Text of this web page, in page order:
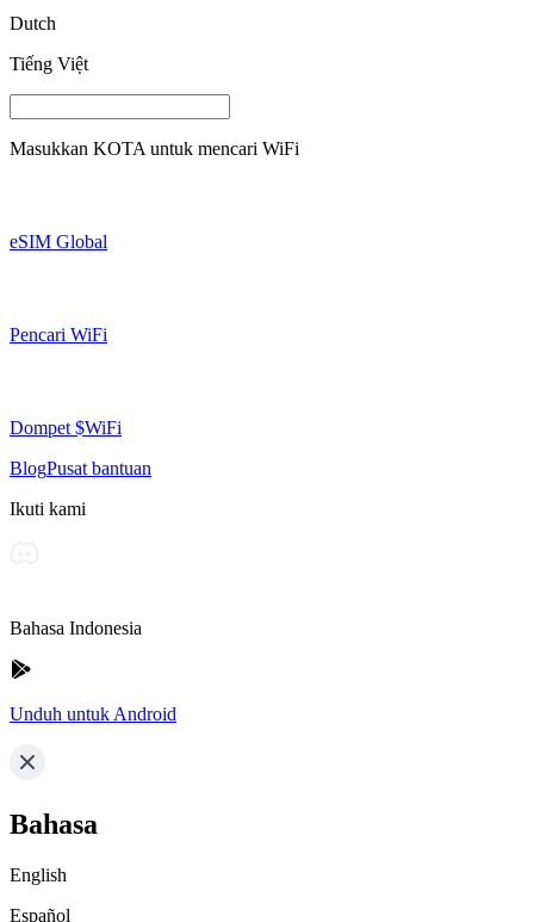
Dutch
Tiếng Việt
Masukkan KOTA untuk mencari WiFi
eSIM Global
Pencari WiFi
Dompet $WiFi
BlogPusat bantuan
Ikuti kami
Bahasa Indonesia
Unduh untuk Android
Bahasa
English
Español